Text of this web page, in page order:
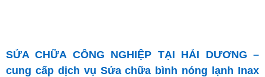
SỬA CHỮA CÔNG NGHIỆP TẠI HẢI DƯƠNG –
cung cấp dịch vụ Sửa chữa bình nóng lạnh Inax